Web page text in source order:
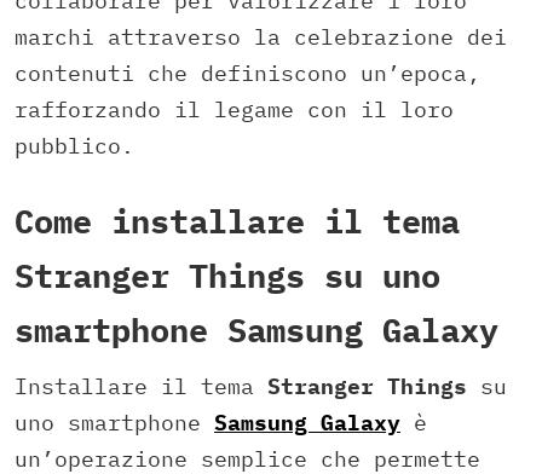
marchi attraverso la celebrazione dei
contenuti che definiscono un’epoca,
rafforzando il legame con il loro
pubblico.
Come installare il tema
Stranger Things su uno
smartphone Samsung Galaxy
Installare il tema Stranger Things su
uno smartphone Samsung Galaxy è
un’operazione semplice che permette